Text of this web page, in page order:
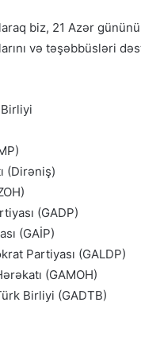
biz, 21 Azər
və təşəbbüsləri
(Dirəniş)
(GADP)
(GAİP)
Partiyası (GALDP)
(GAMOH)
Birliyi (GADTB)